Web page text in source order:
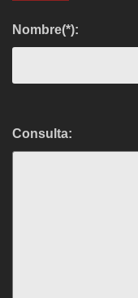
Nombre(*):
Consulta: